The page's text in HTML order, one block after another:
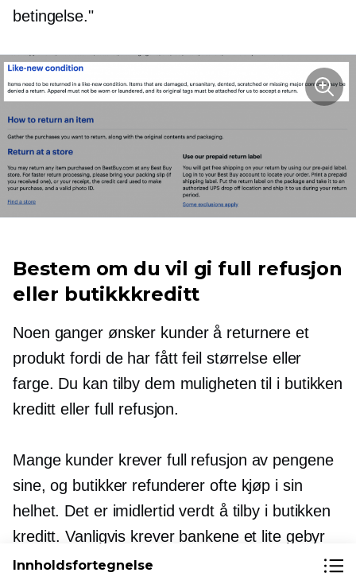
betingelse."
Bestem om du vil gi full refusjon
eller butikkkreditt
Noen ganger ønsker kunder å returnere et
produkt fordi de har fått feil størrelse eller
farge. Du kan tilby dem muligheten til i butikken
kreditt eller full refusjon.
Mange kunder krever full refusjon av pengene
sine, og butikker refunderer ofte kjøp i sin
helhet. Det er imidlertid verdt å tilby i butikken
kreditt. Vanligvis krever bankene et lite gebyr
for refusjon, så det er bedre å unngå det.
Innholdsfortegnelse